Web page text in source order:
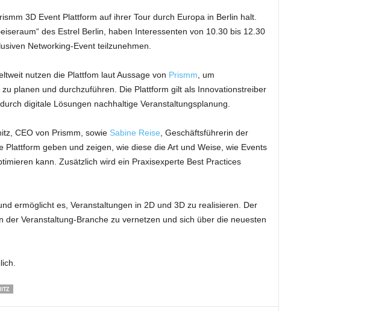
3D Event Plattform auf ihrer Tour durch Europa in Berlin halt.
des Estrel Berlin, haben Interessenten von 10.30 bis 12.30
Networking-Event teilzunehmen.
nutzen die Plattfom laut Aussage von Prismm , um
planen und durchzuführen. Die Plattform gilt als Innovationstreiber
digitale Lösungen nachhaltige Veranstaltungsplanung.
CEO von Prismm, sowie Sabine Reise , Geschäftsführerin der
Plattform geben und zeigen, wie diese die Art und Weise, wie Events
kann. Zusätzlich wird ein Praxisexperte Best Practices
ermöglicht es, Veranstaltungen in 2D und 3D zu realisieren. Der
Veranstaltung-Branche zu vernetzen und sich über die neuesten